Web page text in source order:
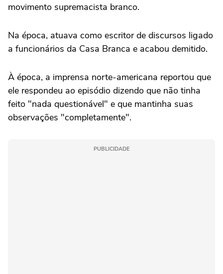
movimento supremacista branco.
Na época, atuava como escritor de discursos ligado
a funcionários da Casa Branca e acabou demitido.
À época, a imprensa norte-americana reportou que
ele respondeu ao episódio dizendo que não tinha
feito "nada questionável" e que mantinha suas
observações "completamente".
PUBLICIDADE